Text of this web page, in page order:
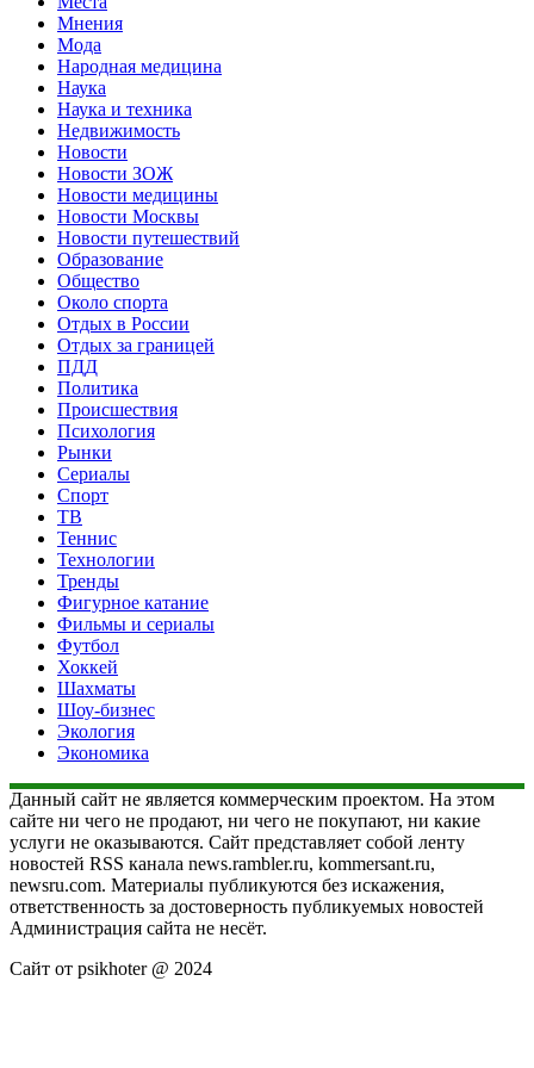
Мнения
Мода
Народная медицина
Наука
Наука и техника
Недвижимость
Новости
Новости ЗОЖ
Новости медицины
Новости Москвы
Новости путешествий
Образование
Общество
Около спорта
Отдых в России
Отдых за границей
ПДД
Политика
Происшествия
Психология
Рынки
Сериалы
Спорт
ТВ
Теннис
Технологии
Тренды
Фигурное катание
Фильмы и сериалы
Футбол
Хоккей
Шахматы
Шоу-бизнес
Экология
Экономика
Данный сайт не является коммерческим проектом. На этом
сайте ни чего не продают, ни чего не покупают, ни какие
услуги не оказываются. Сайт представляет собой ленту
новостей RSS канала news.rambler.ru, kommersant.ru,
newsru.com. Материалы публикуются без искажения,
ответственность за достоверность публикуемых новостей
Администрация сайта не несёт.
Сайт от psikhoter @ 2024